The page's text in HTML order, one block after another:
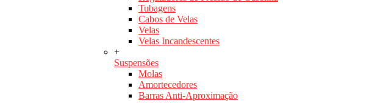
Tubagens
Cabos de Velas
Velas
Velas Incandescentes
+
Suspensões
Molas
Amortecedores
Barras Anti-Aproximação